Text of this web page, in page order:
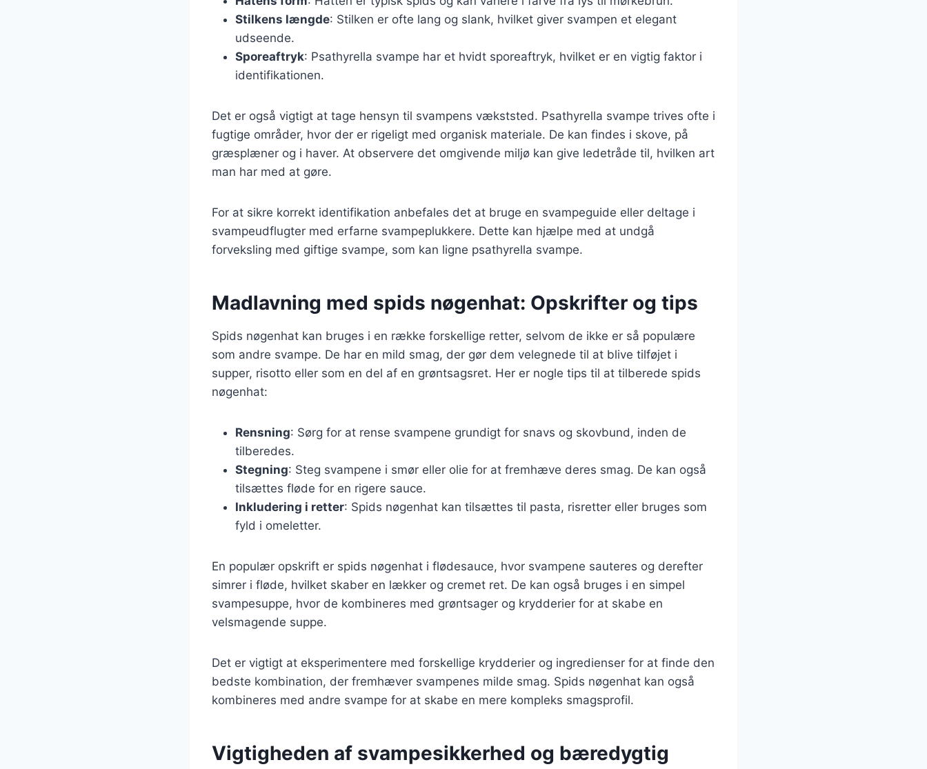
Stilkens længde: Stilken er ofte lang og slank, hvilket giver svampen et elegant
udseende.
Sporeaftryk: Psathyrella svampe har et hvidt sporeaftryk, hvilket er en vigtig faktor i
identifikationen.
Det er også vigtigt at tage hensyn til svampens vækststed. Psathyrella svampe trives ofte i
fugtige områder, hvor der er rigeligt med organisk materiale. De kan findes i skove, på
græsplæner og i haver. At observere det omgivende miljø kan give ledetråde til, hvilken art
man har med at gøre.
For at sikre korrekt identifikation anbefales det at bruge en svampeguide eller deltage i
svampeudflugter med erfarne svampeplukkere. Dette kan hjælpe med at undgå
forveksling med giftige svampe, som kan ligne psathyrella svampe.
Madlavning med spids nøgenhat: Opskrifter og tips
Spids nøgenhat kan bruges i en række forskellige retter, selvom de ikke er så populære
som andre svampe. De har en mild smag, der gør dem velegnede til at blive tilføjet i
supper, risotto eller som en del af en grøntsagsret. Her er nogle tips til at tilberede spids
nøgenhat:
Rensning: Sørg for at rense svampene grundigt for snavs og skovbund, inden de
tilberedes.
Stegning: Steg svampene i smør eller olie for at fremhæve deres smag. De kan også
tilsættes fløde for en rigere sauce.
Inkludering i retter: Spids nøgenhat kan tilsættes til pasta, risretter eller bruges som
fyld i omeletter.
En populær opskrift er spids nøgenhat i flødesauce, hvor svampene sauteres og derefter
simrer i fløde, hvilket skaber en lækker og cremet ret. De kan også bruges i en simpel
svampesuppe, hvor de kombineres med grøntsager og krydderier for at skabe en
velsmagende suppe.
Det er vigtigt at eksperimentere med forskellige krydderier og ingredienser for at finde den
bedste kombination, der fremhæver svampenes milde smag. Spids nøgenhat kan også
kombineres med andre svampe for at skabe en mere kompleks smagsprofil.
Vigtigheden af svampesikkerhed og bæredygtig